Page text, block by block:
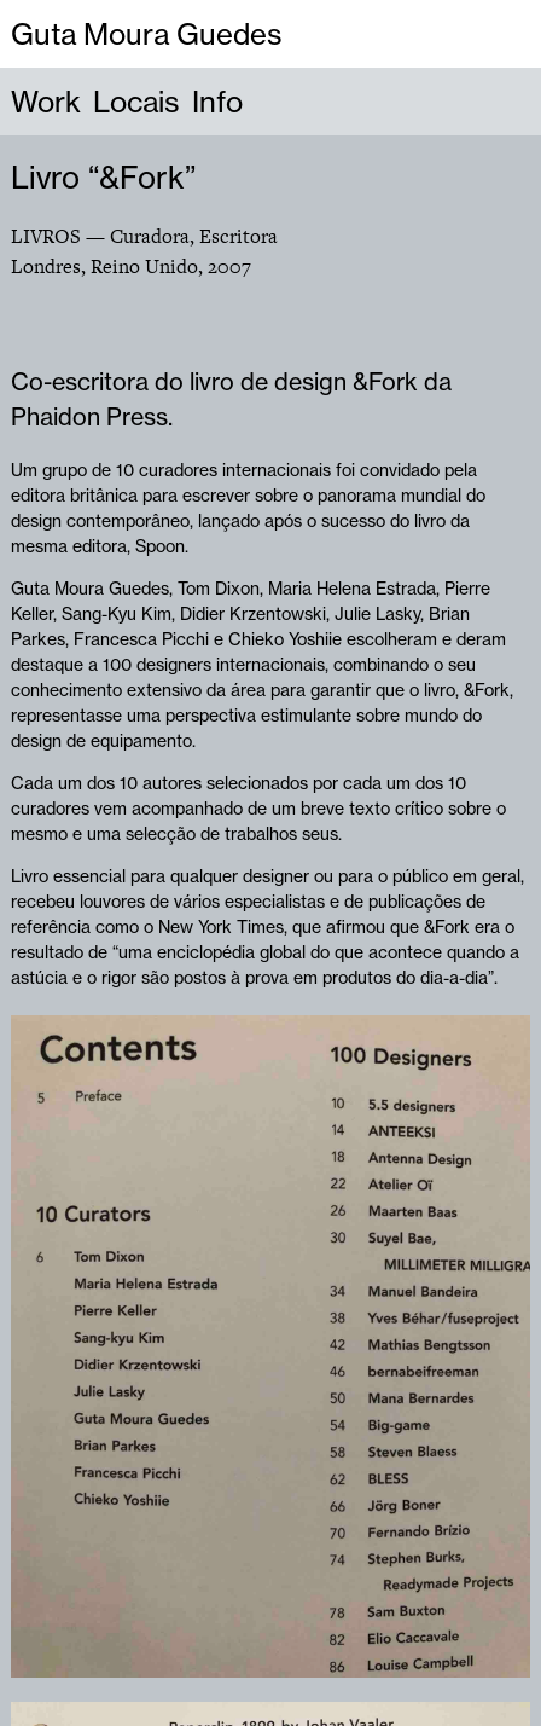
Guta Moura Guedes
Work Locais Info
Livro “&Fork”
LIVROS — Curadora, Escritora
Londres, Reino Unido,2007
Co-escritora do livro de design &Fork da
Phaidon Press.
Um grupo de 10 curadores internacionais foi convidado pela
editora britânica para escrever sobre o panorama mundial do
design contemporâneo, lançado após o sucesso do livro da
mesma editora, Spoon.
Guta Moura Guedes, Tom Dixon, Maria Helena Estrada, Pierre
Keller, Sang-Kyu Kim, Didier Krzentowski, Julie Lasky, Brian
Parkes, Francesca Picchi e Chieko Yoshiie escolheram e deram
destaque a 100 designers internacionais, combinando o seu
conhecimento extensivo da área para garantir que o livro, &Fork,
representasse uma perspectiva estimulante sobre mundo do
design de equipamento.
Cada um dos 10 autores selecionados por cada um dos 10
curadores vem acompanhado de um breve texto crítico sobre o
mesmo e uma selecção de trabalhos seus.
Livro essencial para qualquer designer ou para o público em geral,
recebeu louvores de vários especialistas e de publicações de
referência como o New York Times, que afirmou que &Fork era o
resultado de “uma enciclopédia global do que acontece quando a
astúcia e o rigor são postos à prova em produtos do dia-a-dia”.